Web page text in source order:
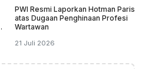
PWI Resmi Laporkan Hotman Paris
atas Dugaan Penghinaan Profesi
Wartawan
21 Juli 2026